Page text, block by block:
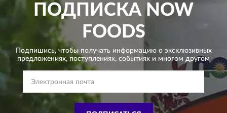
ПОДПИСКАNOW
FOODS
Подпишись, чтобы получать информацию о эксклюзивных
предложениях,поступлениях, событиях и многом другом